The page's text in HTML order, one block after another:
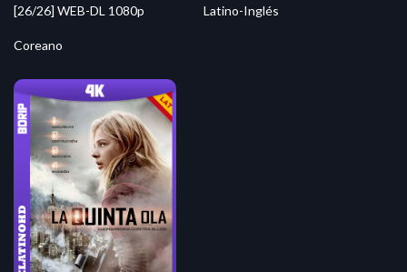
[26/26] WEB-DL 1080p
Coreano
Latino-Inglés